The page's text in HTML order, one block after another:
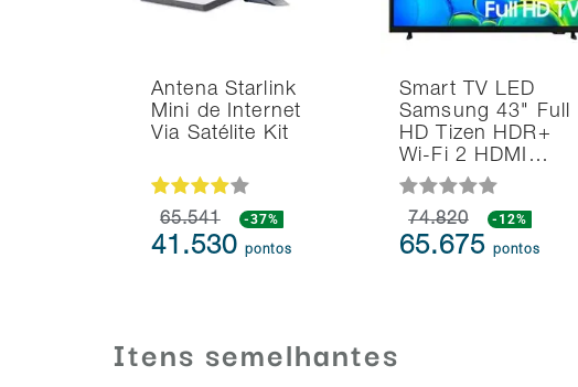
Antena Starlink
Mini de Internet
Via Satélite Kit
65.541 -37%
41.530pontos
Smart TV LED
Samsung 43" Full
HD Tizen HDR+
Wi-Fi 2 HDMI…
74.820 -12%
65.675pontos
Itens semelhantes